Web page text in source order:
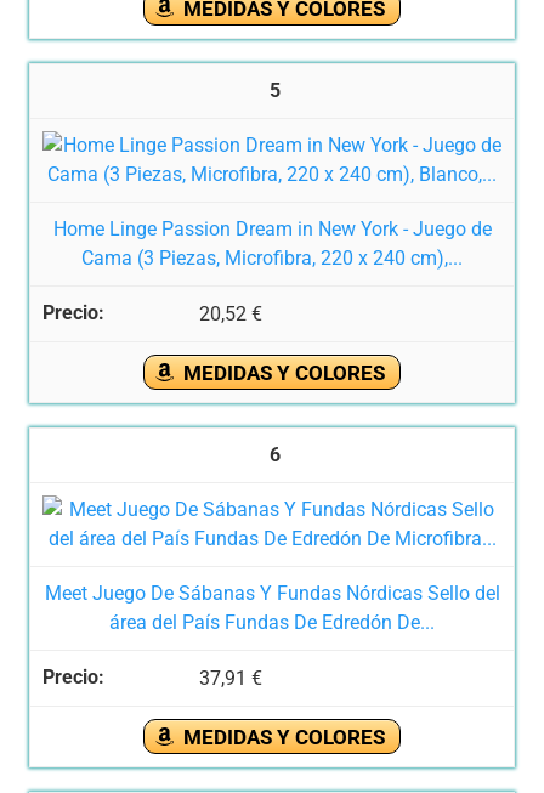
MEDIDAS Y COLORES
5
Home Linge Passion Dream in New York - Juego de
Cama (3 Piezas, Microfibra, 220 x 240 cm),...
20,52 €
MEDIDAS Y COLORES
6
Meet Juego De Sábanas Y Fundas Nórdicas Sello del
área del País Fundas De Edredón De...
37,91 €
MEDIDAS Y COLORES